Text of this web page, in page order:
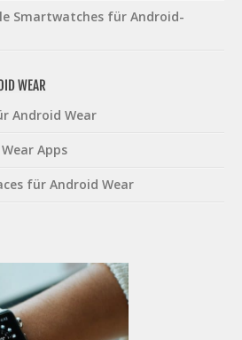
Smartwatches für Android-
WEAR
Android Wear
Apps
für Android Wear